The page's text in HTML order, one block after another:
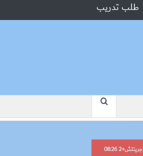
طلب تدريب
“جبروت امرأة”.. مارست الرذيلة
جرينتش+2 08:26